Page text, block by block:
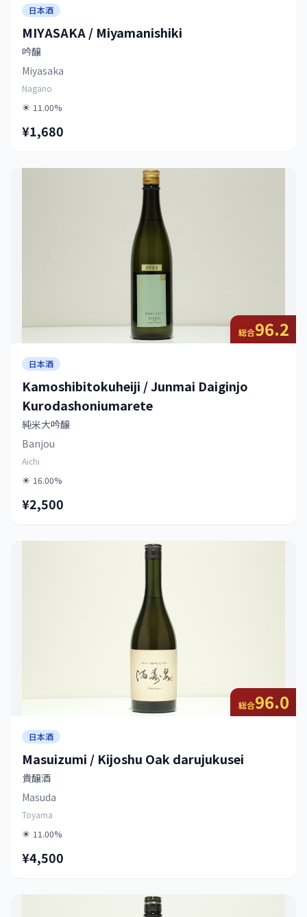
日本酒
MIYASAKA / Miyamanishiki
吟醸
Miyasaka
Nagano
11.00%
¥1,680
総合96.2
日本酒
Kamoshibitokuheiji / Junmai Daiginjo
Kurodashoniumarete
純米大吟醸
Banjou
Aichi
16.00%
¥2,500
総合96.0
日本酒
Masuizumi / Kijoshu Oak darujukusei
貴醸酒
Masuda
Toyama
11.00%
¥4,500